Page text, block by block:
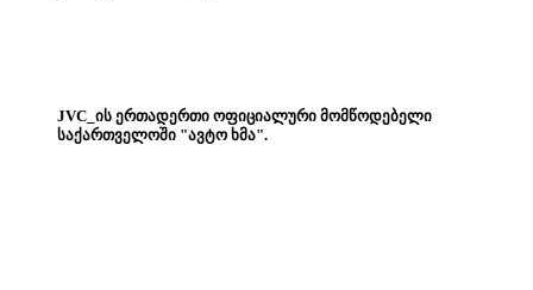
JVC_ის ერთადერთი ოფიციალური მომწოდებელი
საქართველოში "ავტო ხმა".